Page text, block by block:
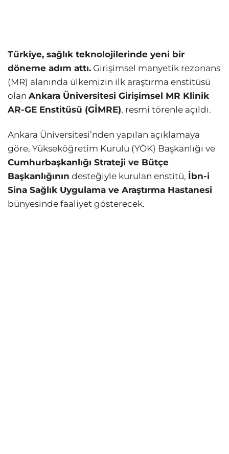
Türkiye, sağlık teknolojilerinde yeni bir
döneme adım attı. Girişimsel manyetik rezonans
(MR) alanında ülkemizin ilk araştırma enstitüsü
olan Ankara Üniversitesi Girişimsel MR Klinik
AR-GE Enstitüsü (GİMRE), resmi törenle açıldı.
Ankara Üniversitesi’nden yapılan açıklamaya
göre, Yükseköğretim Kurulu (YÖK) Başkanlığı ve
Cumhurbaşkanlığı Strateji ve Bütçe
Başkanlığının desteğiyle kurulan enstitü, İbn-i
Sina Sağlık Uygulama ve Araştırma Hastanesi
bünyesinde faaliyet gösterecek.